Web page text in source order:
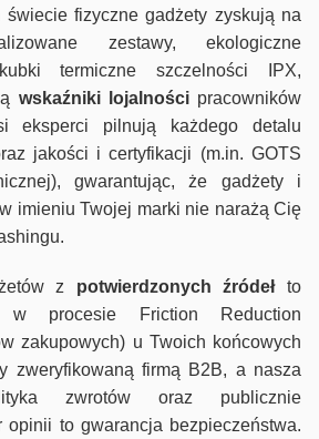
świecie fizyczne gadżety zyskują na
zestawy, ekologiczne
termiczne szczelności IPX,
wskaźniki lojalnościpracowników
eksperci pilnują każdego detalu
jakości i certyfikacji (m.in. GOTS
gwarantując, że gadżety i
imieniu Twojej marki nie narażą Cię
z potwierdzonych źródełto
w procesie Friction Reduction
zakupowych) u Twoich końcowych
zweryfikowaną firmą B2B, a nasza
zwrotów oraz publicznie
opinii to gwarancja bezpieczeństwa.